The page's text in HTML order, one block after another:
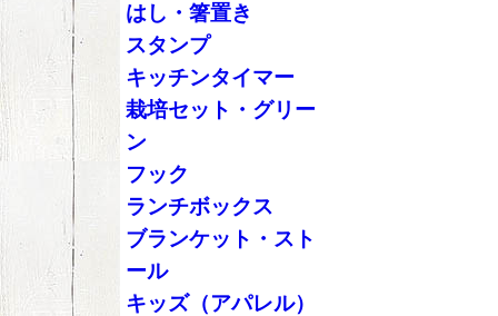
はし・箸置き
スタンプ
キッチンタイマー
栽培セット・グリー
ン
フック
ランチボックス
ブランケット・スト
ール
キッズ（アパレル）